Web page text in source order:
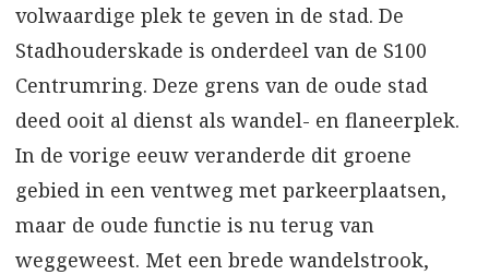
volwaardige plek te geven in de stad. De
Stadhouderskade is onderdeel van de S100
Centrumring. Deze grens van de oude stad
deed ooit al dienst als wandel- en flaneerplek.
In de vorige eeuw veranderde dit groene
gebied in een ventweg met parkeerplaatsen,
maar de oude functie is nu terug van
weggeweest. Met een brede wandelstrook,